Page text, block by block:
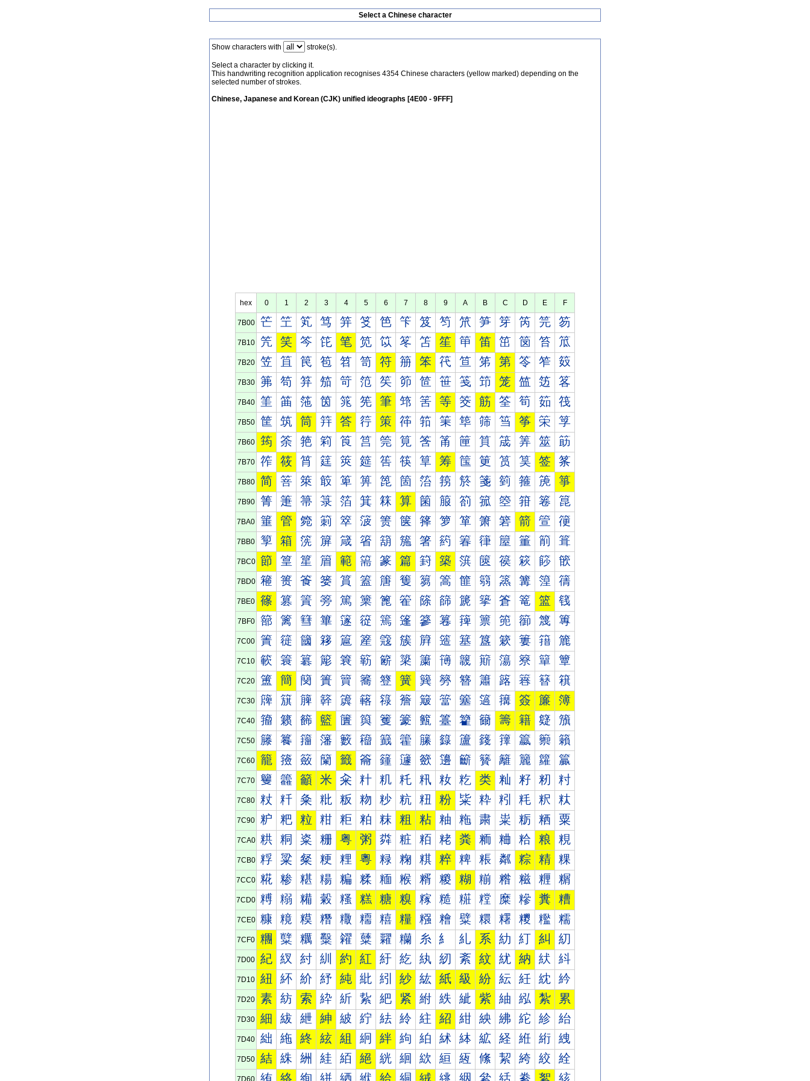
Select a Chinese character
Show characters with stroke(s).
Select a character by clicking it.
This handwriting recognition application recognises 4354 Chinese characters (yellow marked) depending on the
selected number of strokes.
Chinese, Japanese and Korean (CJK) unified ideographs [4E00 - 9FFF]
hex 0 1 2 3 4 5 6 7 8 9 A B C D E F
7B00 笀 笁 笂 笃 笄 笅 笆 笇 笈 笉 笊 笋 笌 笍 笎 笏
7B10 笐 笑 笒 笓 笔 笕 笖 笗 笘 笙 笚 笛 笜 笝 笞 笟
7B20 笠 笡 笢 笣 笤 笥 符 笧 笨 笩 笪 笫 第 笭 笮 笯
7B30 笰 笱 笲 笳 笴 笵 笶 笷 笸 笹 笺 笻 笼 笽 笾 笿
7B40 筀 筁 筂 筃 筄 筅 筆 筇 筈 等 筊 筋 筌 筍 筎 筏
7B50 筐 筑 筒 筓 答 筕 策 筗 筘 筙 筚 筛 筜 筝 筞 筟
7B60 筠 筡 筢 筣 筤 筥 筦 筧 筨 筩 筪 筫 筬 筭 筮 筯
7B70 筰 筱 筲 筳 筴 筵 筶 筷 筸 筹 筺 筻 筼 筽 签 筿
7B80 简 箁 箂 箃 箄 箅 箆 箇 箈 箉 箊 箋 箌 箍 箎 箏
7B90 箐 箑 箒 箓 箔 箕 箖 算 箘 箙 箚 箛 箜 箝 箞 箟
7BA0 箠 管 箢 箣 箤 箥 箦 箧 箨 箩 箪 箫 箬 箭 箮 箯
7BB0 箰 箱 箲 箳 箴 箵 箶 箷 箸 箹 箺 箻 箼 箽 箾 箿
7BC0 節 篁 篂 篃 範 篅 篆 篇 篈 築 篊 篋 篌 篍 篎 篏
7BD0 篐 篑 篒 篓 篔 篕 篖 篗 篘 篙 篚 篛 篜 篝 篞 篟
7BE0 篠 篡 篢 篣 篤 篥 篦 篧 篨 篩 篪 篫 篬 篭 篮 篯
7BF0 篰 篱 篲 篳 篴 篵 篶 篷 篸 篹 篺 篻 篼 篽 篾 篿
7C00 簀 簁 簂 簃 簄 簅 簆 簇 簈 簉 簊 簋 簌 簍 簎 簏
7C10 簐 簑 簒 簓 簔 簕 簖 簗 簘 簙 簚 簛 簜 簝 簞 簟
7C20 簠 簡 簢 簣 簤 簥 簦 簧 簨 簩 簪 簫 簬 簭 簮 簯
7C30 簰 簱 簲 簳 簴 簵 簶 簷 簸 簹 簺 簻 簼 簽 簾 簿
7C40 籀 籁 籂 籃 籄 籅 籆 籇 籈 籉 籊 籋 籌 籍 籎 籏
7C50 籐 籑 籒 籓 籔 籕 籖 籗 籘 籙 籚 籛 籜 籝 籞 籟
7C60 籠 籡 籢 籣 籤 籥 籦 籧 籨 籩 籪 籫 籬 籭 籮 籯
7C70 籰 籱 籲 米 籴 籵 籶 籷 籸 籹 籺 类 籼 籽 籾 籿
7C80 粀 粁 粂 粃 粄 粅 粆 粇 粈 粉 粊 粋 粌 粍 粎 粏
7C90 粐 粑 粒 粓 粔 粕 粖 粗 粘 粙 粚 粛 粜 粝 粞 粟
7CA0 粠 粡 粢 粣 粤 粥 粦 粧 粨 粩 粪 粫 粬 粭 粮 粯
7CB0 粰 粱 粲 粳 粴 粵 粶 粷 粸 粹 粺 粻 粼 粽 精 粿
7CC0 糀 糁 糂 糃 糄 糅 糆 糇 糈 糉 糊 糋 糌 糍 糎 糏
7CD0 糐 糑 糒 糓 糔 糕 糖 糗 糘 糙 糚 糛 糜 糝 糞 糟
7CE0 糠 糡 糢 糣 糤 糥 糦 糧 糨 糩 糪 糫 糬 糭 糮 糯
7CF0 糰 糱 糲 糳 糴 糵 糶 糷 糸 糹 糺 系 糼 糽 糾 糿
7D00 紀 紁 紂 紃 約 紅 紆 紇 紈 紉 紊 紋 紌 納 紎 紏
7D10 紐 紑 紒 紓 純 紕 紖 紗 紘 紙 級 紛 紜 紝 紞 紟
7D20 素 紡 索 紣 紤 紥 紦 紧 紨 紩 紪 紫 紬 紭 紮 累
7D30 細 紱 紲 紳 紴 紵 紶 紷 紸 紹 紺 紻 紼 紽 紾 紿
7D40 絀 絁 終 絃 組 絅 絆 絇 絈 絉 絊 絋 経 絍 絎 絏
7D50 結 絑 絒 絓 絔 絕 絖 絗 絘 絙 絚 絛 絜 絝 絞 絟
7D60 絠 絡 絢 絣 絤 絥 給 絧 絨 絩 絪 絫 絬 絭 絮 絯